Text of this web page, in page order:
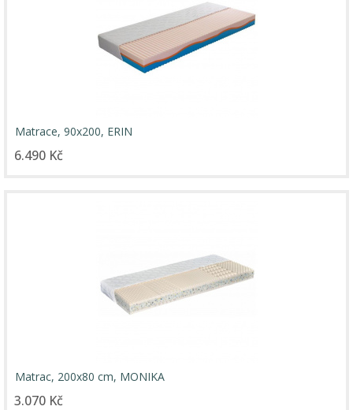
Matrace, 90x200, ERIN
6.490 Kč
Matrac, 200x80 cm, MONIKA
3.070 Kč